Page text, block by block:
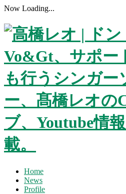
Now Loading...
Home
News
Profile